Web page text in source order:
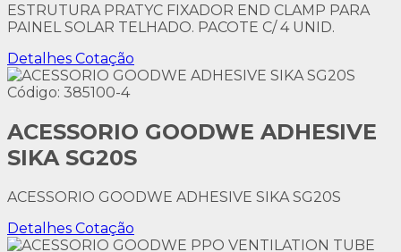
ESTRUTURA PRATYC FIXADOR END CLAMP PARA
PAINEL SOLAR TELHADO. PACOTE C/ 4 UNID.
Detalhes Cotação
Código: 385100-4
ACESSORIO GOODWE ADHESIVE
SIKA SG20S
ACESSORIO GOODWE ADHESIVE SIKA SG20S
Detalhes Cotação